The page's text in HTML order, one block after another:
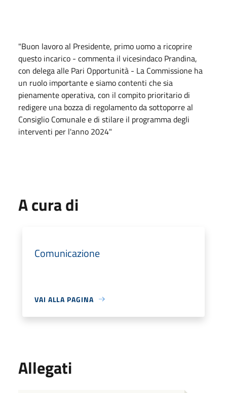
"Buon lavoro al Presidente, primo uomo a ricoprire
questo incarico - commenta il vicesindaco Prandina,
con delega alle Pari Opportunità - La Commissione ha
un ruolo importante e siamo contenti che sia
pienamente operativa, con il compito prioritario di
redigere una bozza di regolamento da sottoporre al
Consiglio Comunale e di stilare il programma degli
interventi per l'anno 2024"
A cura di
Comunicazione
VAI ALLA PAGINA
Allegati